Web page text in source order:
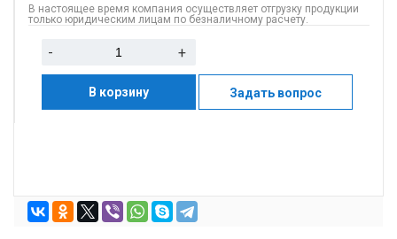
В настоящее время компания осуществляет отгрузку продукции
только юридическим лицам по безналичному расчету.
- +
В корзину Задать вопрос